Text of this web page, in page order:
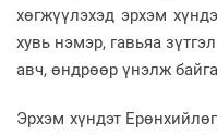
хөгжүүлэхэд эрхэм
хувь нэмэр, гавьяа
авч, өндрөөр үнэлж
Эрхэм хүндэт